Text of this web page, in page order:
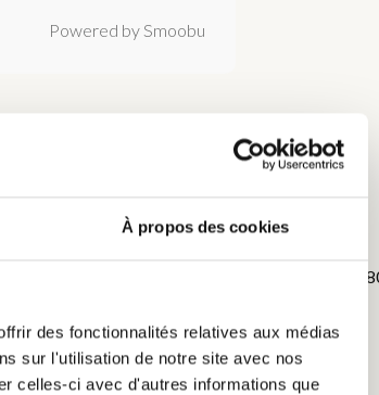
À propos des cookies
des fonctionnalités relatives aux médias
sur l'utilisation de notre site avec nos
celles-ci avec d'autres informations que
Powered by Smoobu
au RDC
dans le tarif. Taxe de séjour en supplément